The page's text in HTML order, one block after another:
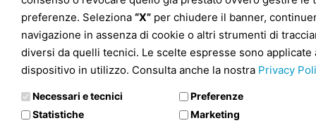
preferenze. Seleziona “X” per chiudere il banner,
navigazione in assenza di cookie o altri strumenti di
diversi da quelli tecnici. Le scelte espresse sono applicate
dispositivo in utilizzo. Consulta anche la nostra Privacy
Necessari e tecnici
Preferenze
Statistiche
Marketing